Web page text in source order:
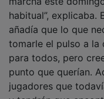
habitual”, explicaba.
añadía que lo que
tomarle el pulso a la
para todos, pero
punto que querían.
jugadores que
y tendrán que